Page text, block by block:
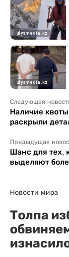
Следующая
Наличие
раскрыли
Предыдущая
Шанс для тех,
выделяют
Новости мира
Толпа